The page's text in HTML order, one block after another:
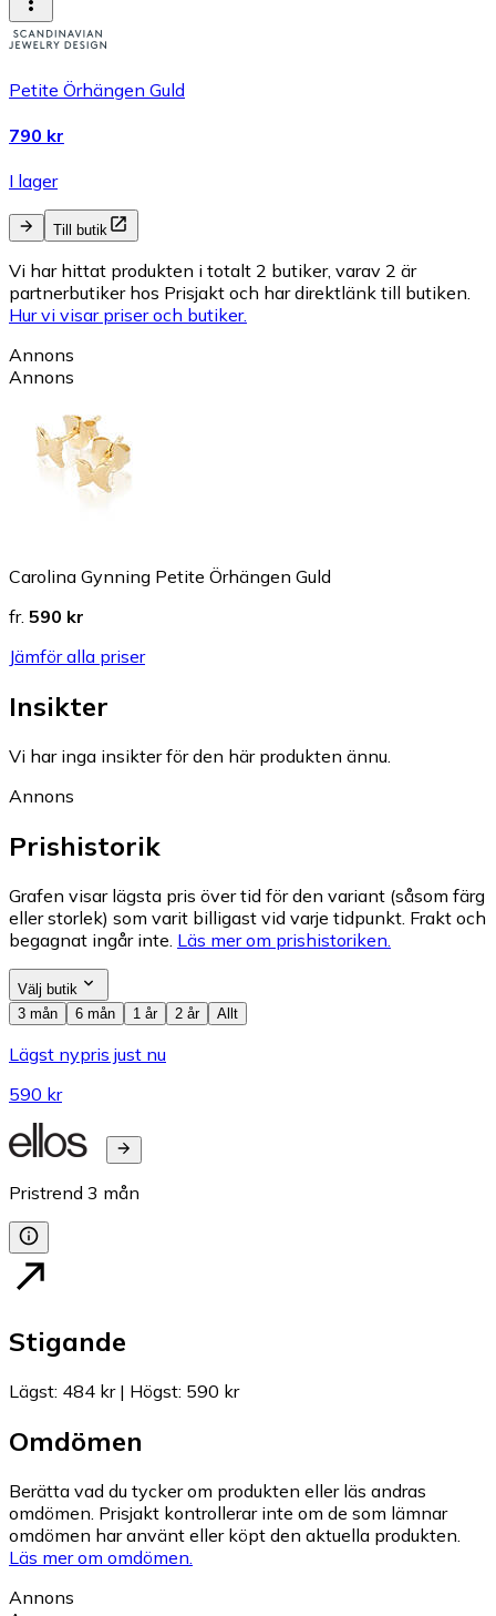
Petite Örhängen Guld
790 kr
I lager
Till butik
Vi har hittat produkten i totalt 2 butiker, varav 2 är
partnerbutiker hos Prisjakt och har direktlänk till butiken.
Hur vi visar priser och butiker.
Annons
Annons
Carolina Gynning Petite Örhängen Guld
fr. 590 kr
Jämför alla priser
Insikter
Vi har inga insikter för den här produkten ännu.
Annons
Prishistorik
Grafen visar lägsta pris över tid för den variant (såsom färg
eller storlek) som varit billigast vid varje tidpunkt. Frakt och
begagnat ingår inte. Läs mer om prishistoriken.
Välj butik
3 mån
6 mån 1 år 2 år Allt
Lägst nypris just nu
590 kr
Pristrend 3 mån
Stigande
Lägst: 484 kr| Högst: 590 kr
Omdömen
Berätta vad du tycker om produkten eller läs andras
omdömen. Prisjakt kontrollerar inte om de som lämnar
omdömen har använt eller köpt den aktuella produkten.
Läs mer om omdömen.
Annons